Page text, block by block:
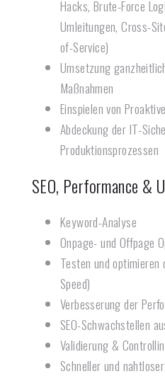
Hacks, Brute-Force
Umleitungen, Cross-
of-Service)
Umsetzung
Maßnahmen
Einspielen von
Abdeckung der IT-
Produktionsprozessen
SEO, Performance &
Keyword-Analyse
Onpage- und Offpage
Testen und
Speed)
Verbesserung der
SEO-Schwachstellen
Validierung &
Schneller und